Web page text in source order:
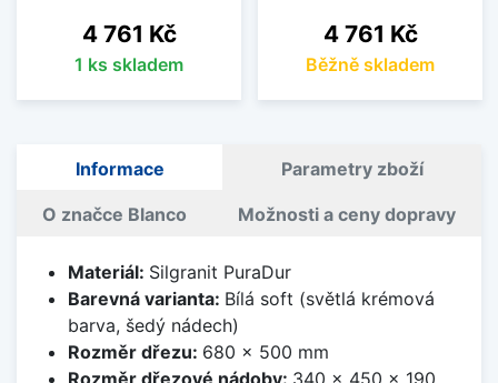
Cena
4 761 Kč
1 ks skladem
Cena
4 761 Kč
Běžně skladem
Informace Parametry zboží
O značce Blanco Možnosti a ceny dopravy
Materiál: Silgranit PuraDur
Barevná varianta: Bílá soft (světlá krémová
barva, šedý nádech)
Rozměr dřezu: 680 x 500 mm
Rozměr dřezové nádoby: 340 x 450 x 190